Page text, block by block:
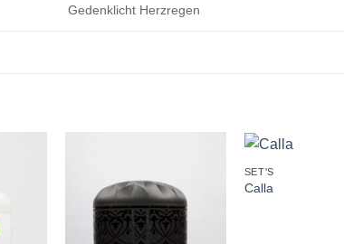
Gedenklicht Herzregen
+
SET'S
Calla